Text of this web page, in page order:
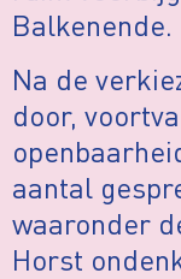
Balkenende.
Na de
door,
aantal
waaronder
Horst